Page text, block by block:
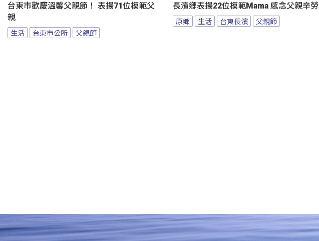
台東市歡慶溫馨父親節！ 表揚71位模範父
親
生活 台東市公所 父親節
長濱鄉表揚22位模範Mama 感念父親辛勞
原鄉 生活 台東長濱 父親節